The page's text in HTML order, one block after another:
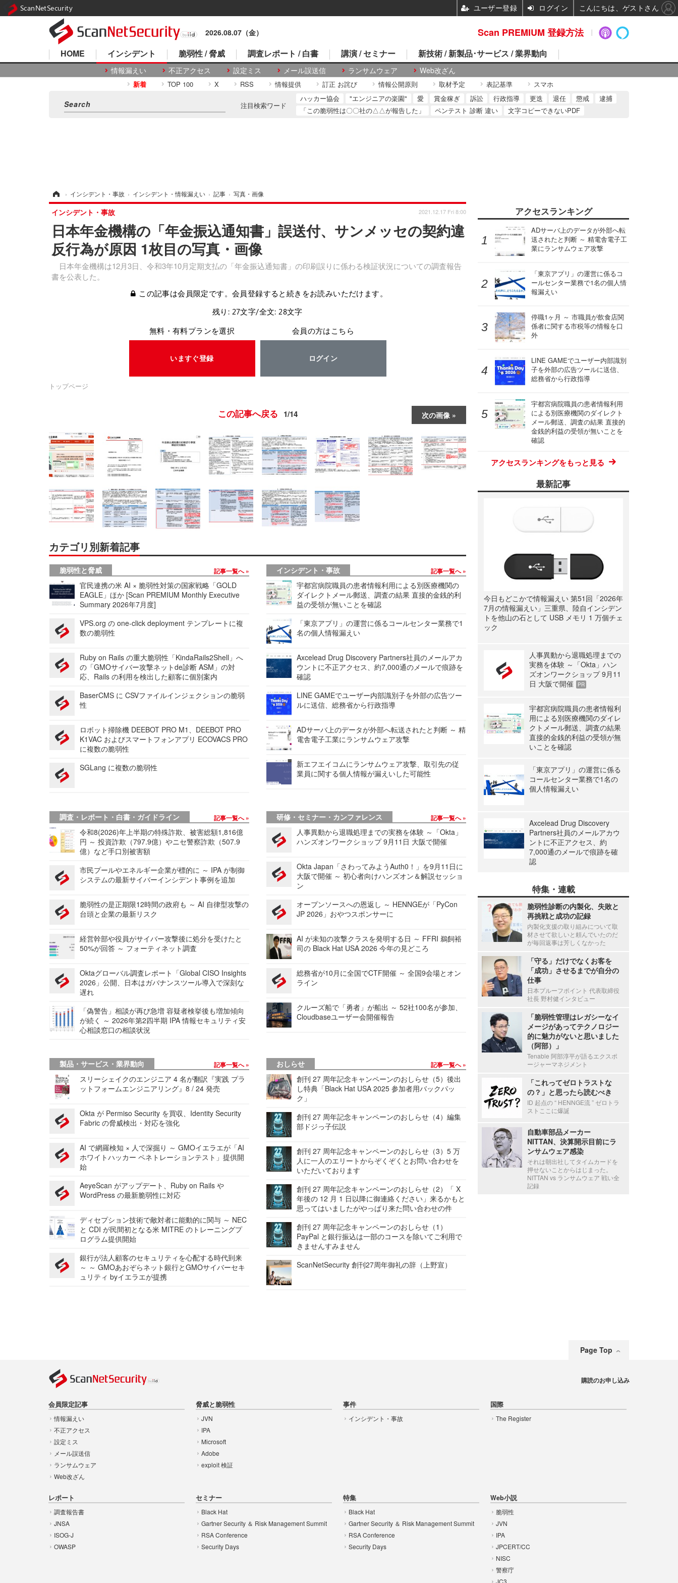
2026.08.07（金）
HOME インシデント
情報漏えい 不正アクセス 設定ミス メール誤送信 ランサムウェア Web改ざん
脆弱性 / 脅威 調査レポート / 白書 講演 / セミナー 新技術 / 新製品･サービス / 業界動向
新着 TOP 100 X RSS 情報提供 訂正 お詫び 情報公開原則 取材予定 表記基準 スマホ
注目検索ワード
ハッカー協会 "エンジニアの楽園" 愛 賞金稼ぎ 訴訟 行政指導 更迭 退任 懲戒
逮捕
「この脆弱性は〇〇社の△△が報告した」
ペンテスト 診断 違い 文字コピーできないPDF
› インシデント・事故 › インシデント・情報漏えい › 記事 › 写真・画像
日本年金機構の「年金振込通知書」誤送付、サンメッセの契約違
反⾏為が原因 1枚目の写真・画像
日本年金機構は12月3日、令和3年10月定期支払の「年金振込通知書」の印刷誤りに係わる検証状況についての調査報告
書を公表した。
インシデント・事故 2021.12.17 Fri 8:00
この記事は会員限定です。会員登録すると続きをお読みいただけます。
残り: 27文字/全文: 28文字
無料・有料プランを選択
いますぐ登録
会員の方はこちら
ログイン
トップページ
次の画像
この記事へ戻る 1/14
カテゴリ別新着記事
脆弱性と脅威 記事一覧へ
官民連携の米 AI × 脆弱性対策の国家戦略「GOLD
EAGLE」ほか [Scan PREMIUM Monthly Executive
Summary 2026年7月度]
VPS.org の one-click deployment テンプレートに複
数の脆弱性
Ruby on Rails の重大脆弱性「KindaRails2Shell」へ
の「GMOサイバー攻撃ネットde診断 ASM」の対
応、Rails の利用を検出した顧客に個別案内
BaserCMS に CSVファイルインジェクションの脆弱
性
ロボット掃除機 DEEBOT PRO M1、DEEBOT PRO
K1VAC およびスマートフォンアプリ ECOVACS PRO
に複数の脆弱性
SGLang に複数の脆弱性
インシデント・事故 記事一覧へ
宇都宮病院職員の患者情報利用による別医療機関の
ダイレクトメール郵送、調査の結果 直接的金銭的利
益の受領が無いことを確認
「東京アプリ」の運営に係るコールセンター業務で1
名の個人情報漏えい
Axcelead Drug Discovery Partners社員のメールアカ
ウントに不正アクセス、約7,000通のメールで痕跡を
確認
LINE GAMEでユーザー内部識別子を外部の広告ツー
ルに送信、総務省から行政指導
ADサーバ上のデータが外部へ転送されたと判断 ～ 精
電舎電子工業にランサムウェア攻撃
新エフエイコムにランサムウェア攻撃、取引先の従
業員に関する個人情報が漏えいした可能性
調査・レポート・白書・ガイドライン 記事一覧へ
令和8(2026)年上半期の特殊詐欺、被害総額1,816億
円 ～ 投資詐欺（797.9億）やニセ警察詐欺（507.9
億）など手口別被害額
市民プールやエネルギー企業が標的に ～ IPA が制御
システムの最新サイバーインシデント事例を追加
脆弱性の是正期限12時間の政府も ～ AI 自律型攻撃の
台頭と企業の最新リスク
経営幹部や役員がサイバー攻撃後に処分を受けたと
50%が回答 ～ フォーティネット調査
Oktaグローバル調査レポート「Global CISO Insights
2026」公開、日本はガバナンスツール導入で深刻な
遅れ
「偽警告」相談が再び急増 容疑者検挙後も増加傾向
が続く ～ 2026年第2四半期 IPA 情報セキュリティ安
心相談窓口の相談状況
研修・セミナー・カンファレンス 記事一覧へ
人事異動から退職処理までの実務を体験 ～「Okta」
ハンズオンワークショップ 9月11日 大阪で開催
Okta Japan「さわってみようAuth0！」を9月11日に
大阪で開催 ～ 初心者向けハンズオン＆解説セッショ
ン
オープンソースへの恩返し ～ HENNGEが「PyCon
JP 2026」おやつスポンサーに
AI が未知の攻撃クラスを発明する日 ～ FFRI 鵜飼裕
司の Black Hat USA 2026 今年の見どころ
総務省が10月に全国でCTF開催 ～ 全国9会場とオン
ライン
クルーズ船で「勇者」が船出 ～ 52社100名が参加、
Cloudbaseユーザー会開催報告
製品・サービス・業界動向 記事一覧へ
スリーシェイクのエンジニア 4 名が翻訳『実践 プラ
ットフォームエンジニアリング』8 / 24 発売
Okta が Permiso Security を買収、Identity Security
Fabric の脅威検出・対応を強化
AI で網羅検知 × 人で深掘り ～ GMOイエラエが「AI
ホワイトハッカー ペネトレーションテスト」提供開
始
AeyeScan がアップデート、Ruby on Rails や
WordPress の最新脆弱性に対応
ディセプション技術で敵対者に能動的に関与 ～ NEC
と CDI が民間初となる米 MITRE のトレーニングプ
ログラム提供開始
銀行が法人顧客のセキュリティを心配する時代到来
～ ～ GMOあおぞらネット銀行とGMOサイバーセキ
ュリティ byイエラエが提携
おしらせ 記事一覧へ
創刊 27 周年記念キャンペーンのおしらせ（5）後出
し特典「Black Hat USA 2025 参加者用バックパッ
ク」
創刊 27 周年記念キャンペーンのおしらせ（4）編集
部ドジっ子伝説
創刊 27 周年記念キャンペーンのおしらせ（3）5 万
人に一人のエリートからぞくぞくとお問い合わせを
いただいております
創刊 27 周年記念キャンペーンのおしらせ（2）「 X
年後の 12 月 1 日以降に御連絡ください」来るかもと
思ってはいましたがやっぱり来た問い合わせの件
創刊 27 周年記念キャンペーンのおしらせ（1）
PayPal と銀行振込は一部のコースを除いてご利用で
きませんすみません
ScanNetSecurity 創刊27周年御礼の辞（上野宣）
アクセスランキング
ADサーバ上のデータが外部へ転
送されたと判断 ～ 精電舎電子工
業にランサムウェア攻撃
「東京アプリ」の運営に係るコ
ールセンター業務で1名の個人情
報漏えい
停職1ヶ月 ～ 市職員が飲食店関
係者に関する市税等の情報を口
外
LINE GAMEでユーザー内部識別
子を外部の広告ツールに送信、
総務省から行政指導
宇都宮病院職員の患者情報利用
による別医療機関のダイレクト
メール郵送、調査の結果 直接的
金銭的利益の受領が無いことを
確認
アクセスランキングをもっと見る
最新記事
今日もどこかで情報漏えい 第51回「2026年
7月の情報漏えい」三重県、陸自インシデン
トを他山の石として USB メモリ 1 万個チェ
ック
人事異動から退職処理までの
実務を体験 ～「Okta」ハン
ズオンワークショップ 9月11
日 大阪で開催
PR
宇都宮病院職員の患者情報利
用による別医療機関のダイレ
クトメール郵送、調査の結果
直接的金銭的利益の受領が無
いことを確認
「東京アプリ」の運営に係る
コールセンター業務で1名の
個人情報漏えい
Axcelead Drug Discovery
Partners社員のメールアカウ
ントに不正アクセス、約
7,000通のメールで痕跡を確
認
特集・連載
脆弱性診断の内製化、失敗と
再挑戦と成功の記録
内製化支援の取り組みについて取
材させて欲しいと頼んでいたのだ
が毎回返事は芳しくなかった
「守る」だけでなくお客を
「成功」させるまでが自分の
仕事
日本プルーフポイント 代表取締役
社長 野村健インタビュー
「脆弱性管理はレガシーなイ
メージがあってテクノロジー
的に魅力がないと思いました
（阿部）」
Tenable 阿部淳平が語るエクスポ
ージャーマネジメント
「これってゼロトラストな
の？」と思ったら読むべき
ID 起点の “ HENNGE流 ” ゼロトラ
ストここに爆誕
自動車部品メーカー
NITTAN、決算開示目前にラ
ンサムウェア感染
それは朝出社してタイムカードを
押せないことからはじまった。
NITTAN vs ランサムウェア 戦い全
記録
Page Top
会員限定記事
情報漏えい
不正アクセス
設定ミス
メール誤送信
ランサムウェア
Web改ざん
脅威と脆弱性
JVN
IPA
Microsoft
Adobe
exploit 検証
事件
インシデント・事故
国際
The Register
レポート
調査報告書
JNSA
ISOG-J
OWASP
セミナー
Black Hat
Gartner Security ＆ Risk Management Summit
RSA Conference
Security Days
特集
Black Hat
Gartner Security ＆ Risk Management Summit
RSA Conference
Security Days
Web小説
脆弱性
JVN
IPA
JPCERT/CC
NISC
警察庁
購読のお申し込み
Scan PREMIUM 登録方法
ScanNetSecurity ユーザー登録 ログイン こんにちは、ゲストさん